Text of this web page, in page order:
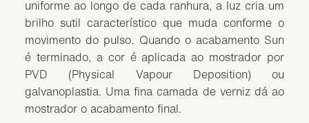
uniforme ao longo de cada ranhura, a luz cria um
brilho sutil característico que muda conforme o
movimento do pulso. Quando o acabamento Sun
é terminado, a cor é aplicada ao mostrador por
PVD (Physical Vapour Deposition) ou
galvanoplastia. Uma fina camada de verniz dá ao
mostrador o acabamento final.